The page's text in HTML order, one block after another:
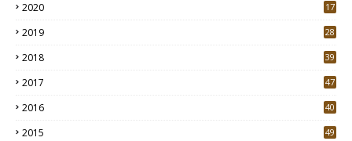
2020
17
2019
28
2018
39
2017
47
2016
40
2015
49